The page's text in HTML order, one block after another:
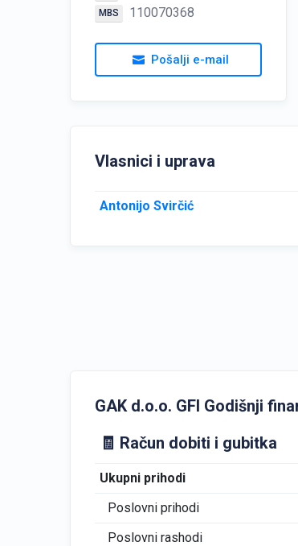
MBS 110070368
Pošalji e-mail
Vlasnici i uprava
Antonijo Svirčić
GAK d.o.o. GFI Godišnji
🧾 Račun dobiti i gubitka
Ukupni prihodi
Poslovni prihodi
Poslovni rashodi